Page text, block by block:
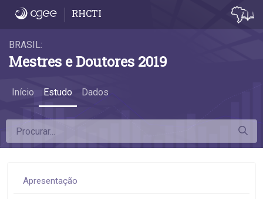
1.1 Crescimento do número de títulos -
RHCTI
BRASIL:
Mestres e Doutores 2019
Início Estudo Dados
Apresentação